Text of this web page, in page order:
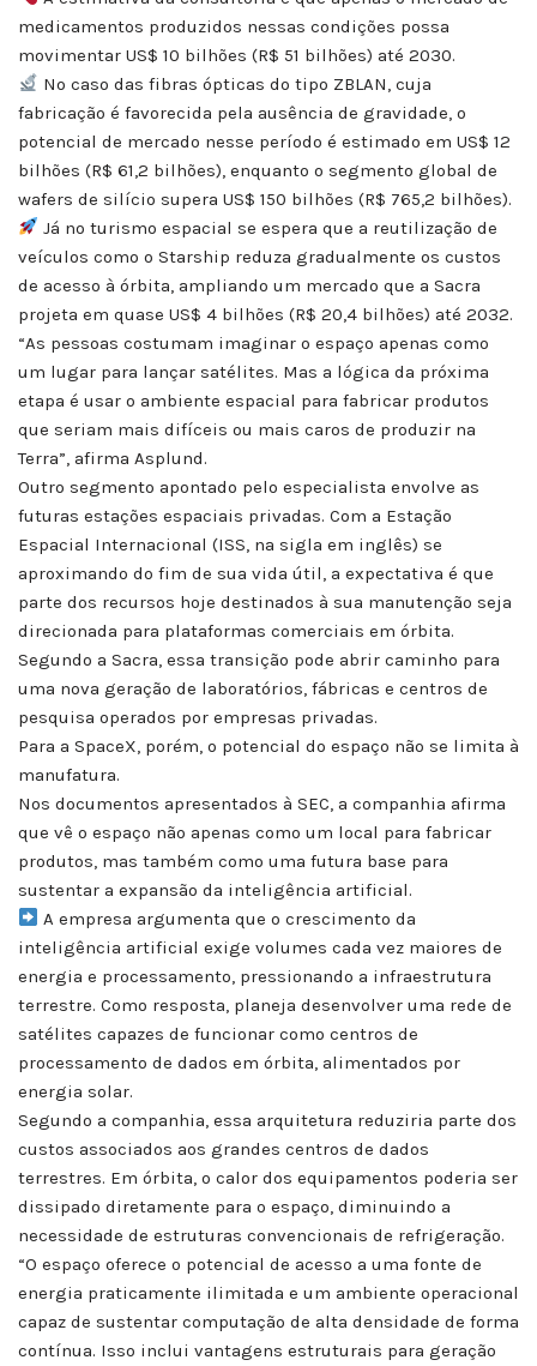
medicamentos produzidos nessas condições possa
movimentar US$ 10 bilhões (R$ 51 bilhões) até 2030.
No caso das fibras ópticas do tipo ZBLAN, cuja
fabricação é favorecida pela ausência de gravidade, o
potencial de mercado nesse período é estimado em US$ 12
bilhões (R$ 61,2 bilhões), enquanto o segmento global de
wafers de silício supera US$ 150 bilhões (R$ 765,2 bilhões).
Já no turismo espacial se espera que a reutilização de
veículos como o Starship reduza gradualmente os custos
de acesso à órbita, ampliando um mercado que a Sacra
projeta em quase US$ 4 bilhões (R$ 20,4 bilhões) até 2032.
“As pessoas costumam imaginar o espaço apenas como
um lugar para lançar satélites. Mas a lógica da próxima
etapa é usar o ambiente espacial para fabricar produtos
que seriam mais difíceis ou mais caros de produzir na
Terra”, afirma Asplund.
Outro segmento apontado pelo especialista envolve as
futuras estações espaciais privadas. Com a Estação
Espacial Internacional (ISS, na sigla em inglês) se
aproximando do fim de sua vida útil, a expectativa é que
parte dos recursos hoje destinados à sua manutenção seja
direcionada para plataformas comerciais em órbita.
Segundo a Sacra, essa transição pode abrir caminho para
uma nova geração de laboratórios, fábricas e centros de
pesquisa operados por empresas privadas.
Para a SpaceX, porém, o potencial do espaço não se limita à
manufatura.
Nos documentos apresentados à SEC, a companhia afirma
que vê o espaço não apenas como um local para fabricar
produtos, mas também como uma futura base para
sustentar a expansão da inteligência artificial.
A empresa argumenta que o crescimento da
inteligência artificial exige volumes cada vez maiores de
energia e processamento, pressionando a infraestrutura
terrestre. Como resposta, planeja desenvolver uma rede de
satélites capazes de funcionar como centros de
processamento de dados em órbita, alimentados por
energia solar.
Segundo a companhia, essa arquitetura reduziria parte dos
custos associados aos grandes centros de dados
terrestres. Em órbita, o calor dos equipamentos poderia ser
dissipado diretamente para o espaço, diminuindo a
necessidade de estruturas convencionais de refrigeração.
“O espaço oferece o potencial de acesso a uma fonte de
energia praticamente ilimitada e um ambiente operacional
capaz de sustentar computação de alta densidade de forma
contínua. Isso inclui vantagens estruturais para geração